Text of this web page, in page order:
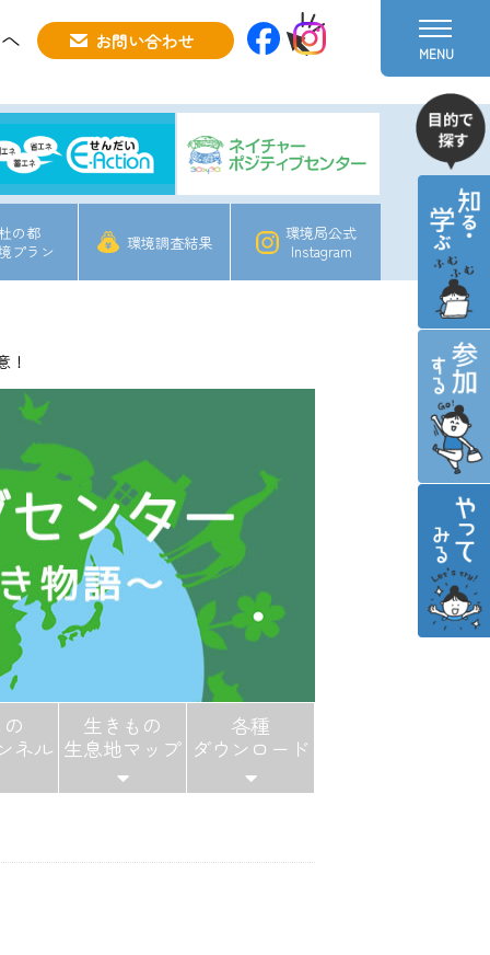
お問い合わせ
の都
プラン
環境調査結果
環境局公式
Instagram
MENU
！
ネル
生きもの
生息地マップ
各種
ダウンロード